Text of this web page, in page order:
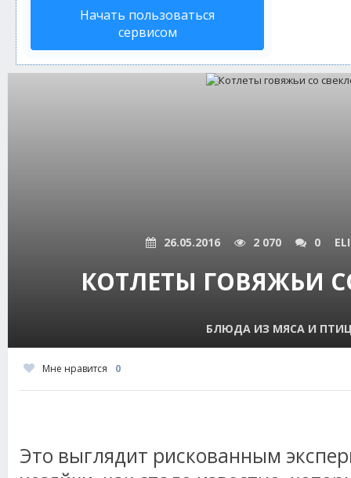
Начать пользоваться
сервисом
26.05.2016 2 070 0
КОТЛЕТЫ ГОВЯЖЬИ
БЛЮДА ИЗ МЯСА И
Мне нравится 0
Это выглядит рискованным